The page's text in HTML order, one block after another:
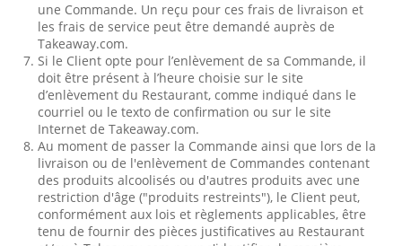
une Commande. Un reçu pour ces frais de livraison et
les frais de service peut être demandé auprès de
Takeaway.com.
Si le Client opte pour l’enlèvement de sa Commande, il
doit être présent à l’heure choisie sur le site
d’enlèvement du Restaurant, comme indiqué dans le
courriel ou le texto de confirmation ou sur le site
Internet de Takeaway.com.
Au moment de passer la Commande ainsi que lors de la
livraison ou de l'enlèvement de Commandes contenant
des produits alcoolisés ou d'autres produits avec une
restriction d'âge ("produits restreints"), le Client peut,
conformément aux lois et règlements applicables, être
tenu de fournir des pièces justificatives au Restaurant